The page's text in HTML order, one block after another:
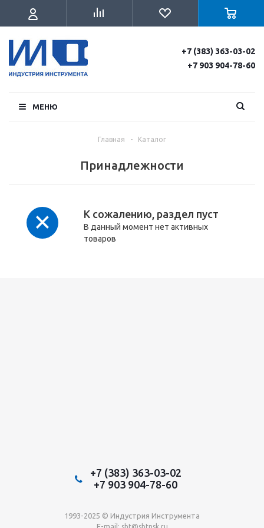
+7 (383) 363-03-02
+7 903 904-78-60
МЕНЮ
Главная - Каталог
Принадлежности
К сожалению, раздел пуст
В данный момент нет активных
товаров
+7 (383) 363-03-02
+7 903 904-78-60
1993-2025 © Индустрия Инструмента
E-mail: